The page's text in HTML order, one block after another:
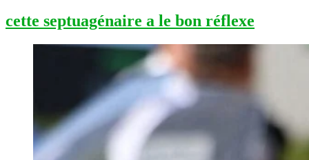
Paris
Lens
–
Nice
la
coupe
cette septuagénaire a le bon réflexe